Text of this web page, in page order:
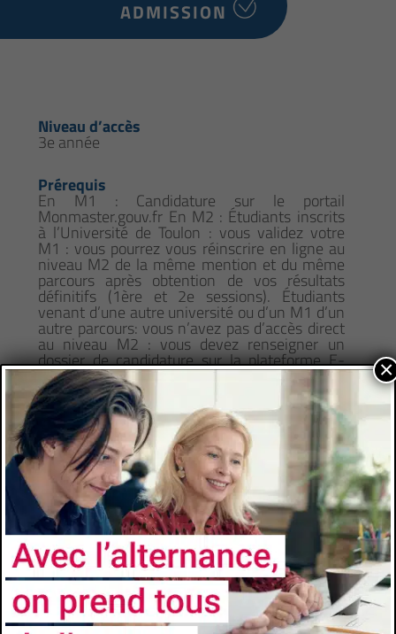
ADMISSION
Niveau d’accès
3e année
Prérequis
En M1 : Candidature sur le portail
Monmaster.gouv.fr En M2 : Étudiants inscrits
à l’Université de Toulon : vous validez votre
M1 : vous pourrez vous réinscrire en ligne au
niveau M2 de la même mention et du même
parcours après obtention de vos résultats
définitifs (1ère et 2e sessions). Étudiants
venant d’une autre université ou d’un M1 d’un
autre parcours: vous n’avez pas d’accès direct
au niveau M2 : vous devez renseigner un
dossier de candidature sur la plateforme E-
candidat
Comment candidater
https://formations.univ-tln.fr/fr/offre-de-
formation/master-XB/master-langues-et-
societes-LOBJ7812/master-langues-et-
societes-parcours-traitement-de-l-
information-linguistique-traduction-
Les avantages de l'alternance
Formation à l’école et formation chez
l’employeur- Insertion professionnelle accrue
à l’issue du diplôme- Diplôme Universitaires
reconnus et visés par l’État
×